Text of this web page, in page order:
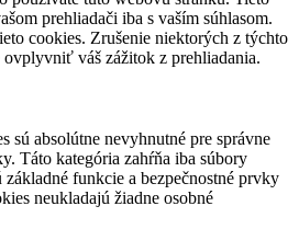
prehliadači iba s vaším súhlasom.
cookies. Zrušenie niektorých z týchto
váš zážitok z prehliadania.
sú absolútne nevyhnutné pre správne
Táto kategória zahŕňa iba súbory
základné funkcie a bezpečnostné prvky
neukladajú žiadne osobné